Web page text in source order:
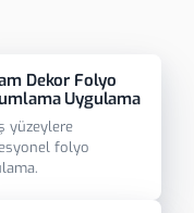
Dekor Folyo
Uygulama
yüzeylere
folyo